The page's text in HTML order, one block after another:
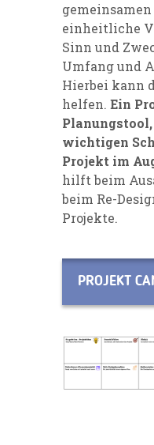
einheitliche
Sinn und
Umfang und
Hierbei kann
helfen. Ein
wichtigen
Projekt im
hilft beim
beim Re-
Projekte.
PROJEKT